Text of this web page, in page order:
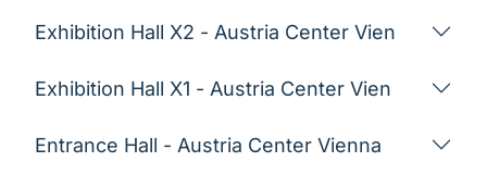
Exhibition Hall X2 - Austria Center Vien
Exhibition Hall X1 - Austria Center Vien
Entrance Hall - Austria Center Vienna